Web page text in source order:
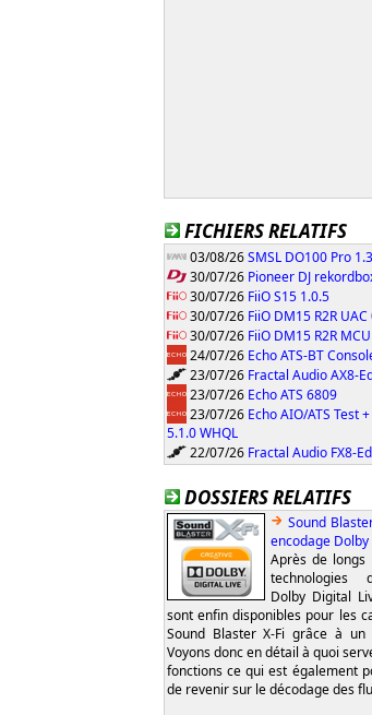
FICHIERS RELATIFS
03/08/26SMSL DO100 Pro 1.3
30/07/26 Pioneer DJ
30/07/26 FiiO S15 1.0.5
30/07/26 FiiO DM15 R2R
30/07/26 FiiO DM15 R2R
24/07/26 Echo ATS-BT
23/07/26 Fractal Audio AX8-
23/07/26 Echo ATS 6809
23/07/26 Echo AIO/ATS Test
5.1.0 WHQL
22/07/26 Fractal Audio FX8-
DOSSIERS RELATIFS
Sound
encodage
Après de
technologies
Dolby Digital
sont enfin disponibles pour les
Sound Blaster X-Fi grâce à un
Voyons donc en détail à quoi
fonctions ce qui est également
de revenir sur le décodage des